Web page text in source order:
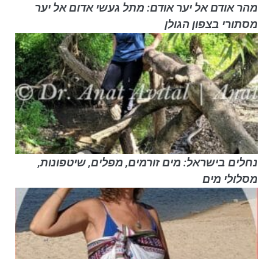
מהר אודם אל יער אודם: מתל געשי אדום אל יער
מסתורי בצפון הגולן
נחלים בישראל: מים זורמים, מפלים, שיטפונות,
מסלולי מים